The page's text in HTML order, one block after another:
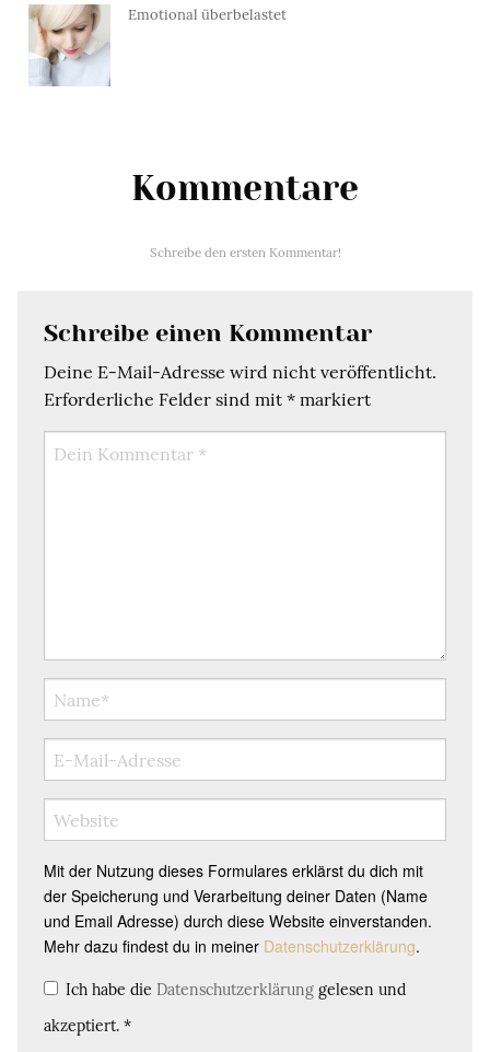
Emotional überbelastet
Kommentare
Schreibe den ersten Kommentar!
Schreibe einen Kommentar
Deine E-Mail-Adresse wird nicht veröffentlicht.
Erforderliche Felder sind mit * markiert
Mit der Nutzung dieses Formulares erklärst du dich mit
der Speicherung und Verarbeitung deiner Daten (Name
und Email Adresse) durch diese Website einverstanden.
Mehr dazu findest du in meiner Datenschutzerklärung.
Ich habe die Datenschutzerklärung gelesen und
akzeptiert. *